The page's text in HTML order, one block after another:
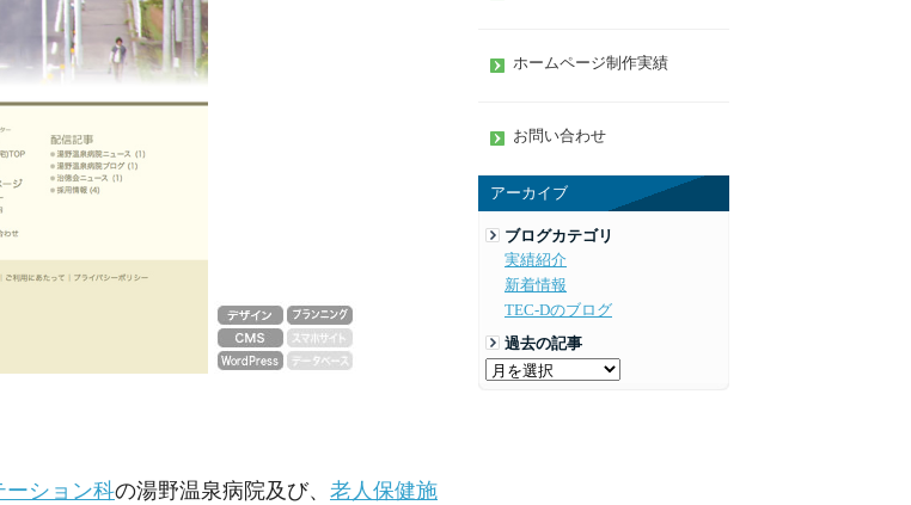
ホームページ制作実績
お問い合わせ
アーカイブ
ブログカテゴリ
実績紹介
新着情報
TEC-Dのブログ
過去の記事
ーション科の湯野温泉病院及び、 老人保健施